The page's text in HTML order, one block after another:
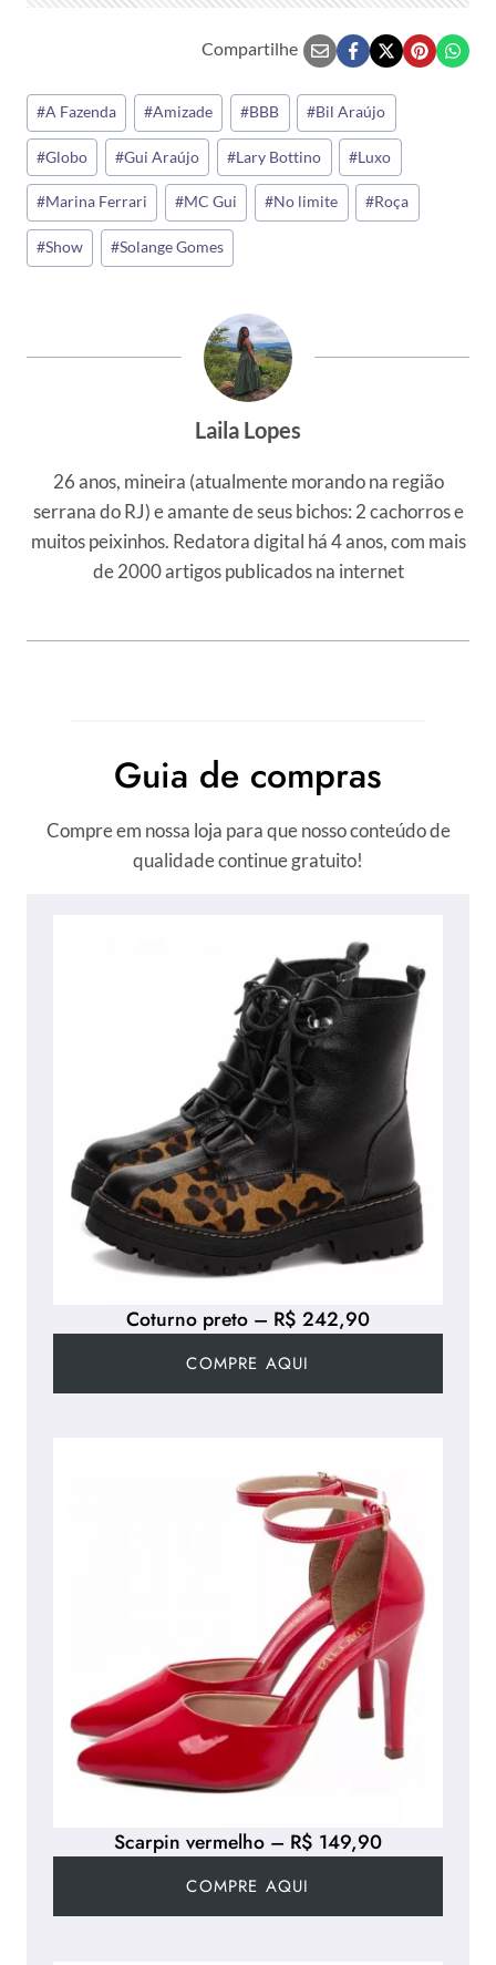
Compartilhe
Tags
do
Post:
#A Fazenda #Amizade #BBB #Bil Araújo
#Globo #Gui Araújo #Lary Bottino #Luxo
#Marina Ferrari #MC Gui #No limite #Roça
#Show #Solange Gomes
Laila Lopes
26 anos, mineira (atualmente morando na região
serrana do RJ) e amante de seus bichos: 2 cachorros e
muitos peixinhos. Redatora digital há 4 anos, com mais
de 2000 artigos publicados na internet
Guia de compras
Compre em nossa loja para que nosso conteúdo de
qualidade continue gratuito!
Coturno preto – R$ 242,90
COMPRE AQUI
Scarpin vermelho – R$ 149,90
COMPRE AQUI